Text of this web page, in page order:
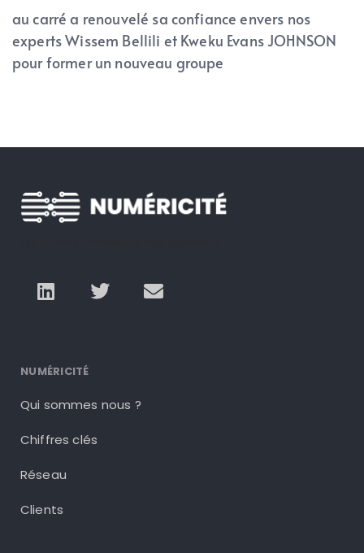
au carré a renouvelé sa confiance envers nos
experts Wissem Bellili et Kweku Evans JOHNSON
pour former un nouveau groupe
NUMÉRICITÉ
Qui sommes nous ?
Chiffres clés
Réseau
Clients